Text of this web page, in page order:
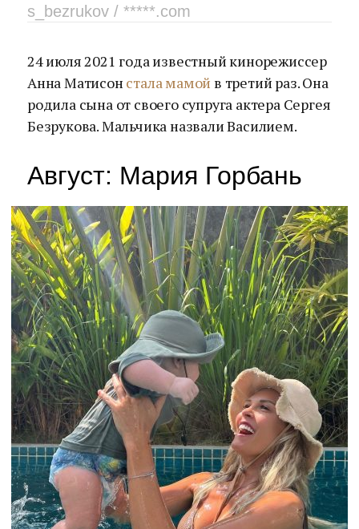
s_bezrukov / *****.com
24 июля 2021 года известный кинорежиссер
Анна Матисон стала мамой в третий раз. Она
родила сына от своего супруга актера Сергея
Безрукова. Мальчика назвали Василием.
Август: Мария Горбань